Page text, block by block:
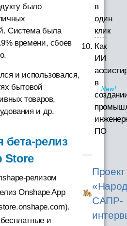
было
Система была
времени, сбоев
и использовался,
бытовой
товаров,
и др.
бета-релиз
Store
релизом
Onshape App
и
в
один
клик
Как
ИИ
в
ПО
Проект
САПР-